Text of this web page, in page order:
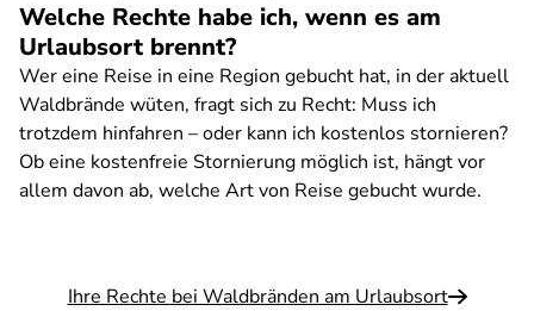
Welche Rechte habe ich, wenn es am
Urlaubsort brennt?
Wer eine Reise in eine Region gebucht hat, in der aktuell
Waldbrände wüten, fragt sich zu Recht: Muss ich
trotzdem hinfahren – oder kann ich kostenlos stornieren?
Ob eine kostenfreie Stornierung möglich ist, hängt vor
allem davon ab, welche Art von Reise gebucht wurde.
Ihre Rechte bei Waldbränden am Urlaubsort